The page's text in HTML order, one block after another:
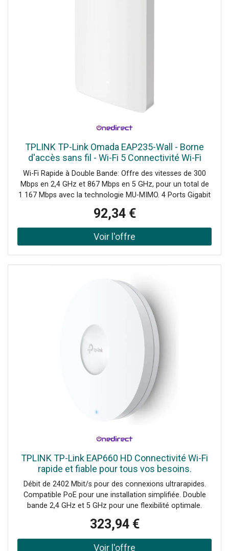
TPLINK TP-Link Omada EAP235-Wall - Borne
d'accès sans fil - Wi-Fi 5 Connectivité Wi-Fi
rapide et fiable pour répondre à vos besoins de
réseau.
Wi-Fi Rapide à Double Bande: Offre des vitesses de 300
Mbps en 2,4 GHz et 867 Mbps en 5 GHz, pour un total de
1 167 Mbps avec la technologie MU-MIMO. 4 Ports Gigabit
prenant en charge le PoE pour alimenter des appareils
câblés. Intégré dans Omada SDN: Permet la mise en
service sans intervention (ZTP), une gestion centralisée
92,34 €
TPLINK TP-Link EAP660 HD Connectivité Wi-Fi
rapide et fiable pour tous vos besoins.
Débit de 2402 Mbit/s pour des connexions ultrarapides.
Compatible PoE pour une installation simplifiée. Double
bande 2,4 GHz et 5 GHz pour une flexibilité optimale.
Sécurité renforcée avec support WPA3. Gestion basée sur
le web pour une administration facile.
323,94 €